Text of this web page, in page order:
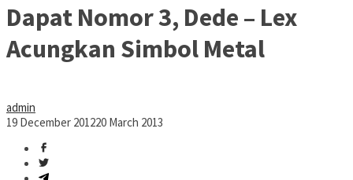
Dapat Nomor 3, Dede – Lex
Acungkan Simbol Metal
admin
19 December 201220 March 2013